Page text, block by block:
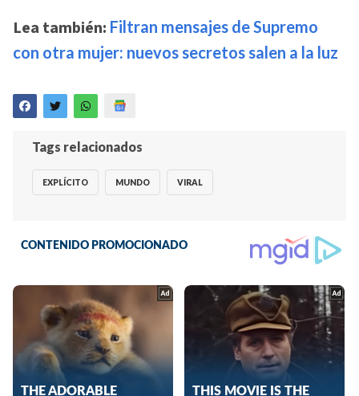
Lea también: Filtran mensajes de Supremo
con otra mujer: nuevos secretos salen a la luz
Tags relacionados
EXPLÍCITO MUNDO VIRAL